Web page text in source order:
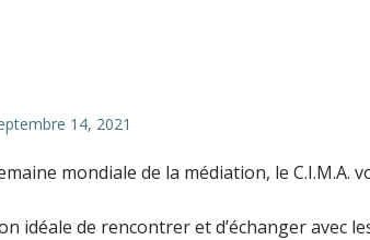
14, 2021
mondiale de la médiation, le
idéale de rencontrer et d’échanger avec